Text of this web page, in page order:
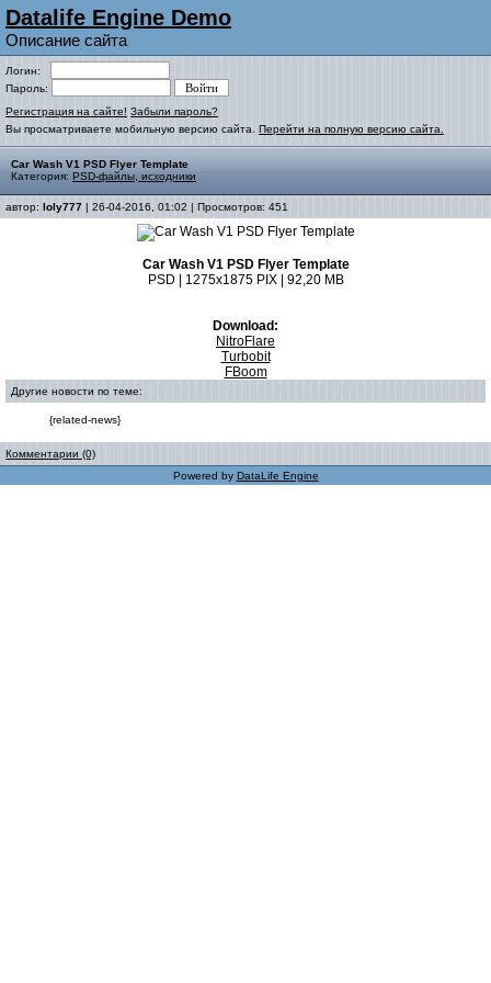
Datalife Engine Demo
Описание сайта
Логин:
Пароль:
Регистрация на сайте! Забыли пароль?
Вы просматриваете мобильную версию сайта. Перейти на полную версию сайта.
Car Wash V1 PSD Flyer Template
Категория: PSD-файлы, исходники
автор: loly777 | 26-04-2016, 01:02 | Просмотров: 451
Car Wash V1 PSD Flyer Template
PSD | 1275x1875 PIX | 92,20 MB
Download:
NitroFlare
Turbobit
FBoom
Другие новости по теме:
{related-news}
Комментарии (0)
Powered by DataLife Engine